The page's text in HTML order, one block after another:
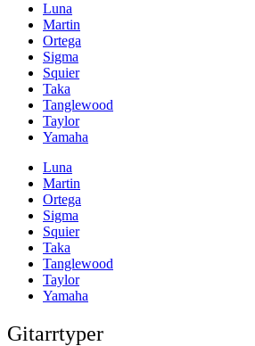
Luna
Martin
Ortega
Sigma
Squier
Taka
Tanglewood
Taylor
Yamaha
Luna
Martin
Ortega
Sigma
Squier
Taka
Tanglewood
Taylor
Yamaha
Gitarrtyper